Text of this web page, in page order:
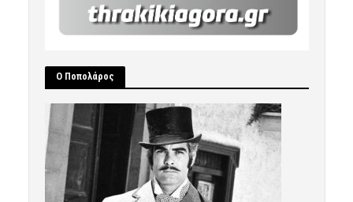
Ο Ποπολάρος